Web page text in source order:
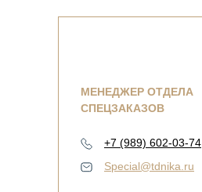
МЕНЕДЖЕР ОТДЕЛА
СПЕЦЗАКАЗОВ
+7 (989) 602-03-74
Special@tdnika.ru